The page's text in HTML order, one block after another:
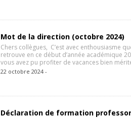
Mot de la direction (octobre 2024)
Chers collègues, C’est avec enthousiasme
retrouve en ce début d’année académique
vous avez pu profiter de vacances bien
22 octobre 2024 -
Déclaration de formation